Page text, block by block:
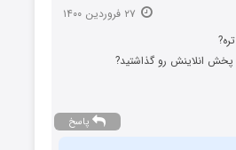
پخش انلاینش رو گذاشتید?
پاسخ